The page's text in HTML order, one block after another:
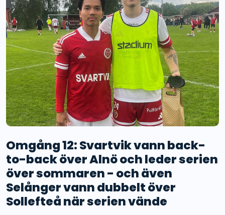
Omgång 12: Svartvik vann back-
to-back över Alnö och leder serien
över sommaren - och även
Selånger vann dubbelt över
Sollefteå när serien vände